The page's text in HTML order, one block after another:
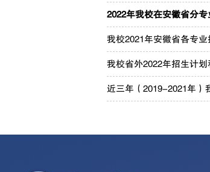
2022年我校在安徽省分
我校2021年安徽省各专
我校省外2022年招生计
近三年（2019-2021年）